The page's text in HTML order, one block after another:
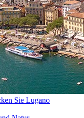
Sie Lugano